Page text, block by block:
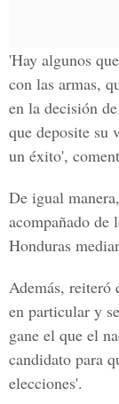
'Hay algunos
con las armas,
en la decisión
que deposite su
un éxito',
De igual
acompañado de
Honduras
Además, reiteró
en particular y
gane el que el
candidato para
elecciones'.